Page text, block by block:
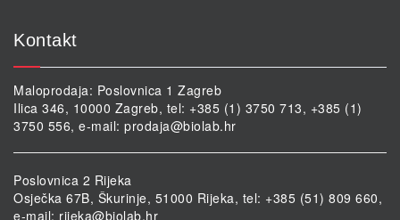
Kontakt
Maloprodaja: Poslovnica 1 Zagreb
Ilica 346, 10000 Zagreb, tel: +385 (1) 3750 713, +385 (1)
3750 556, e-mail: prodaja@biolab.hr
Poslovnica 2 Rijeka
Osječka 67B, Škurinje, 51000 Rijeka, tel: +385 (51) 809 660,
e-mail: rijeka@biolab.hr